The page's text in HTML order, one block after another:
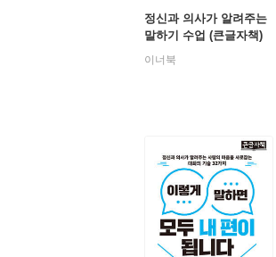
정신과 의사가 알려주는
말하기 수업 (큰글자책)
이너북